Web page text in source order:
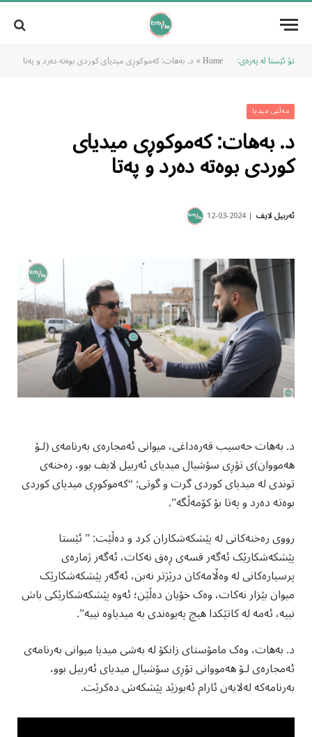
تۆ ئێستا لە پەرەی: Home
» د. بەهات: کەموکوڕی میدیای کوردی بوەتە دەرد و پەتا
مەڵتی میدیا
د. بەهات: کەموکوڕی میدیای
کوردی بوەتە دەرد و پەتا
ئەربیل لایف 2024-03-12
د. بەهات حەسیب قەرەداغی، میوانی ئەمجارەی بەرنامەی (لۆ
هەمووان)ی تۆڕی سۆشیال میدیای ئەربیل لایف بوو، رەخنەی
توندی لە میدیای کوردی گرت و گوتی: “کەموکوڕی میدیای کوردی
بوەتە دەرد و پەتا بۆ کۆمەڵگە”.
رووی رەخنەکانی لە پێشکەشکاران کرد و دەڵێت: ” ئێستا
پێشکەشکارێک ئەگەر قسەی ڕەق نەکات، ئەگەر ژمارەی
پرسیارەکانی لە وەڵامەکان درێژتر نەبن، ئەگەر پێشکەشکارێک
میوان بێزار نەکات، وەک خۆیان دەڵێن؛ ئەوە پێشکەشکارێکی باش
نییە، ئەمە لە کاتێکدا هیچ پەیوەندی بە میدیاوە نییە”.
د. بەهات، وەک مامۆستای زانکۆ لە بەشی میدیا میوانی بەرنامەی
ئەمجارەی لۆ هەمووانی تۆڕی سۆشیال میدیای ئەربیل بوو،
بەرنامەکە لەلایەن ئارام ئەبوزێد پێشکەش دەکرێت.